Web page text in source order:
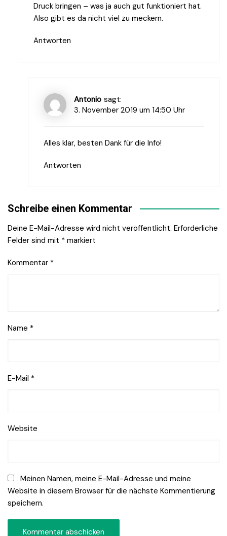
Druck bringen – was ja auch gut funktioniert hat.
Also gibt es da nicht viel zu meckern.
Antworten
Antonio sagt:
3. November 2019 um 14:50 Uhr
Alles klar, besten Dank für die Info!
Antworten
Schreibe einen Kommentar
Deine E-Mail-Adresse wird nicht veröffentlicht. Erforderliche
Felder sind mit * markiert
Kommentar *
Name *
E-Mail *
Website
Meinen Namen, meine E-Mail-Adresse und meine
Website in diesem Browser für die nächste Kommentierung
speichern.